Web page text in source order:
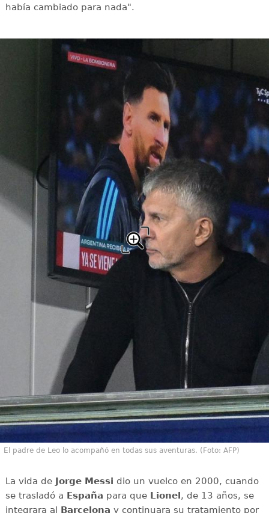
había cambiado para nada".
El padre de Leo lo acompañó en todas sus aventuras. (Foto: AFP)
La vida de Jorge Messi dio un vuelco en 2000, cuando
se trasladó a España para que Lionel, de 13 años, se
integrara al Barcelona y continuara su tratamiento por